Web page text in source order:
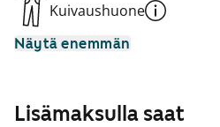
Kuivaushuone
Näytä enemmän
Lisämaksulla saat